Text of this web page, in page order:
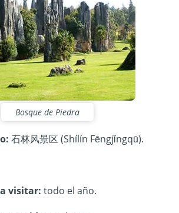
Bosque de Piedra
石林风景区 (Shílín Fēngjǐngqū).
visitar: todo el año.